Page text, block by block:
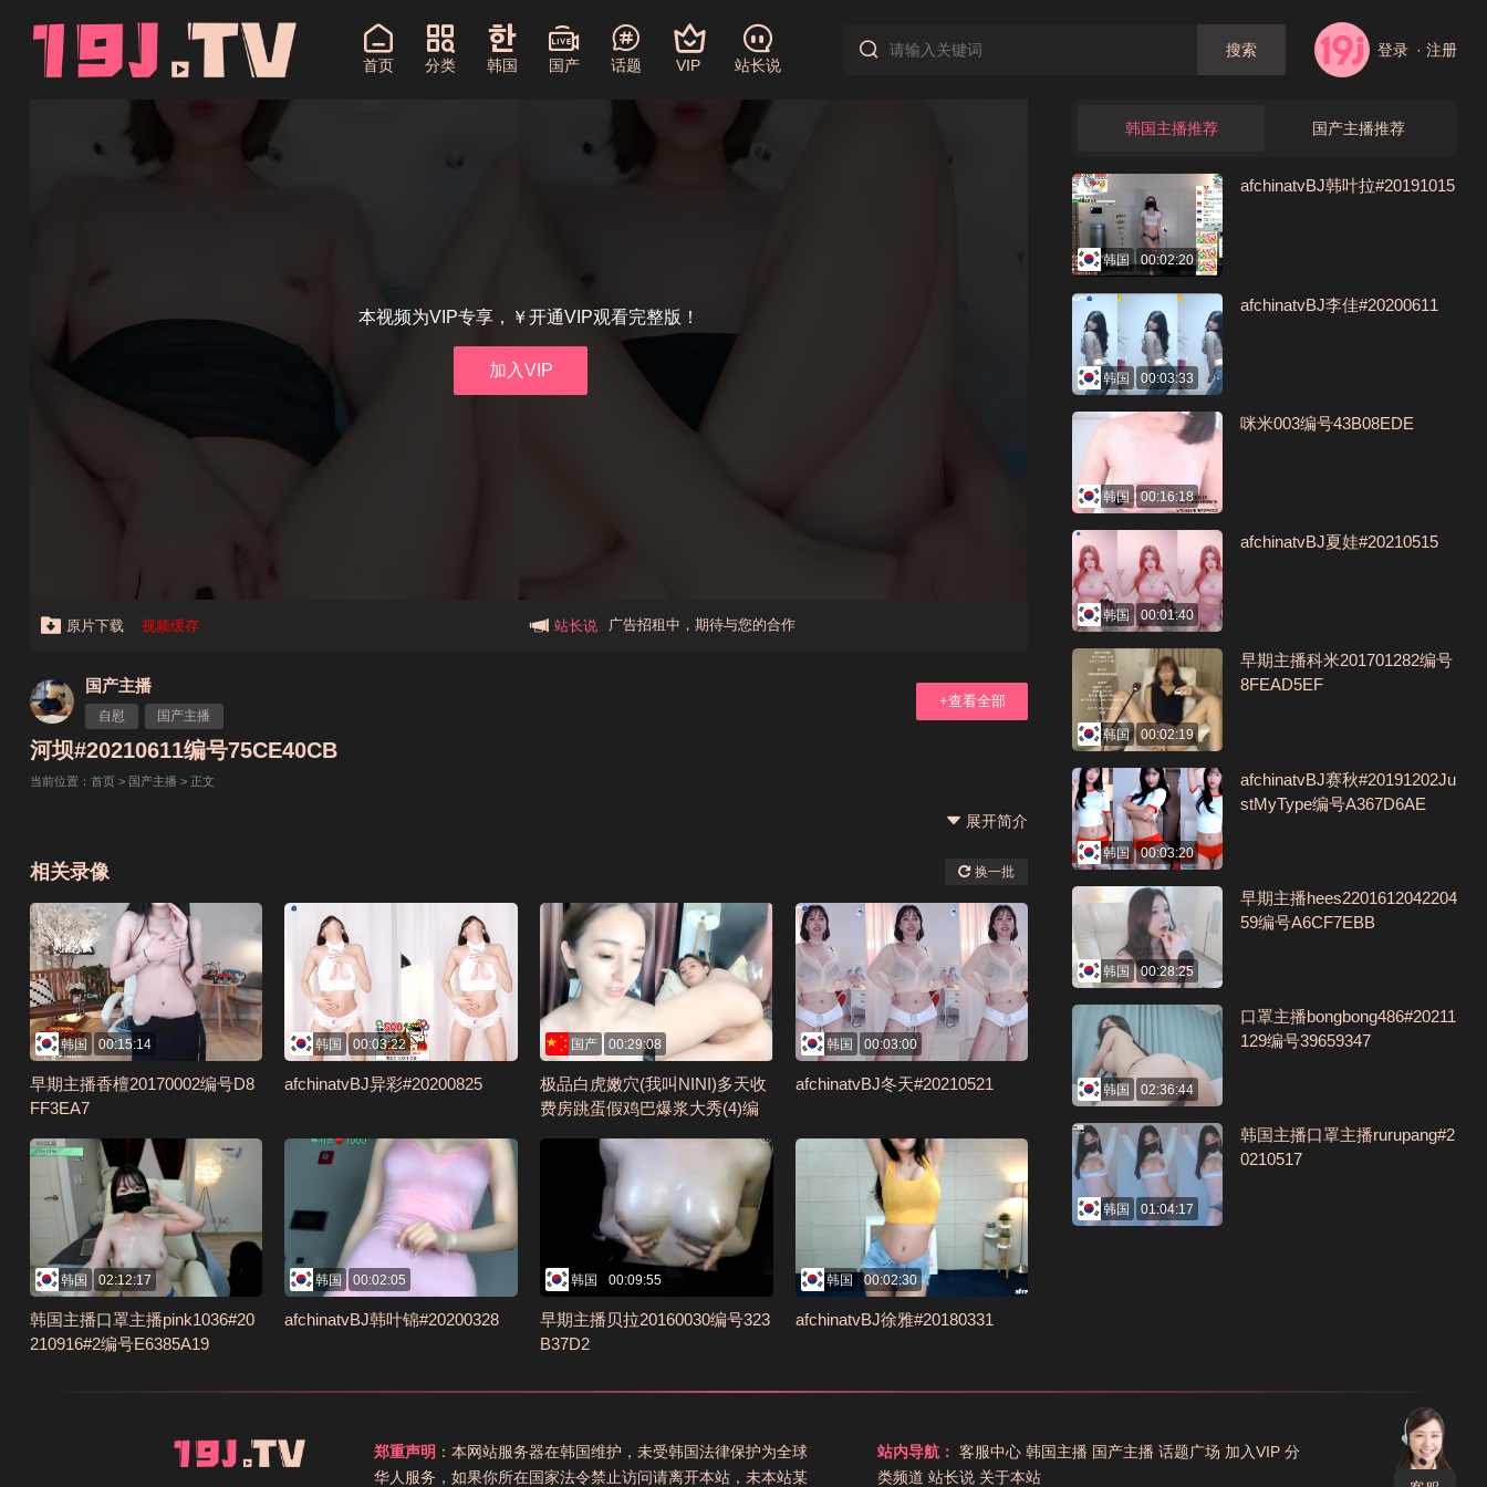
首页 分类 韩国 国产 话题 VIP 站长说
搜索 登录 · 注册
本视频为VIP专享，￥开通VIP观看完整版！
加入VIP
原片下载 视频缓存 站长说 广告招租中，期待与您的合作
国产主播
自慰 国产主播
+查看全部
河坝#20210611编号75CE40CB
当前位置： 首页 > 国产主播 > 正文
展开简介
相关录像 换一批
韩国 00:15:14
早期主播香檀20170002编号D8
FF3EA7
韩国 00:03:22
afchinatvBJ异彩#20200825
国产 00:29:08
极品白虎嫩穴(我叫NINI)多天收
费房跳蛋假鸡巴爆浆大秀(4)编
韩国 00:03:00
afchinatvBJ冬天#20210521
韩国 02:12:17
韩国主播口罩主播pink1036#20
210916#2编号E6385A19
韩国 00:02:05
afchinatvBJ韩叶锦#20200328
韩国 00:09:55
早期主播贝拉20160030编号323
B37D2
韩国 00:02:30
afchinatvBJ徐雅#20180331
韩国主播推荐 国产主播推荐
韩国 00:02:20
afchinatvBJ韩叶拉#20191015
韩国 00:03:33
afchinatvBJ李佳#20200611
韩国 00:16:18
咪米003编号43B08EDE
韩国 00:01:40
afchinatvBJ夏娃#20210515
韩国 00:02:19
早期主播科米201701282编号
8FEAD5EF
韩国 00:03:20
afchinatvBJ赛秋#20191202Ju
stMyType编号A367D6AE
韩国 00:28:25
早期主播hees2201612042204
59编号A6CF7EBB
韩国 02:36:44
口罩主播bongbong486#20211
129编号39659347
韩国 01:04:17
韩国主播口罩主播rurupang#2
0210517
郑重声明 ：本网站服务器在韩国维护，未受韩国法律保护为全球
华人服务，如果你所在国家法令禁止访问请离开本站，未本站某
站内导航： 客服中心 韩国主播 国产主播 话题广场 加入VIP 分
类频道 站长说 关于本站